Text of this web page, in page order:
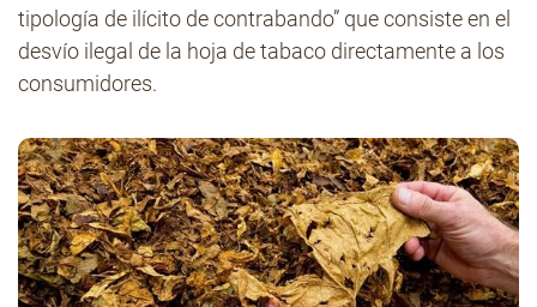
tipología de ilícito de contrabando” que consiste en el
desvío ilegal de la hoja de tabaco directamente a los
consumidores.